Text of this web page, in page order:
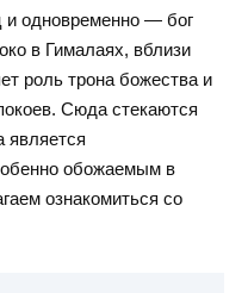
и одновременно — бог
в Гималаях, вблизи
роль трона божества и
Сюда стекаются
является
обожаемым в
ознакомиться со